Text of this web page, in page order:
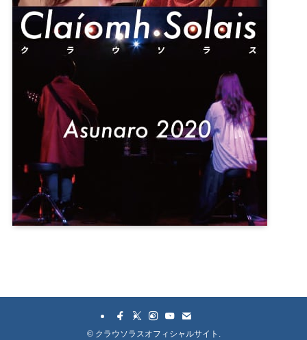
©クラウソラスオフィシャルサイト.